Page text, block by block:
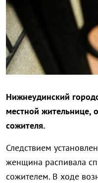
Нижнеудинский
местной жительнице,
сожителя.
Следствием
женщина распивала
сожителем. В ходе